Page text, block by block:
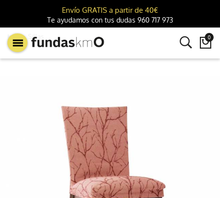
Envío GRATIS a partir de 40€
Te ayudamos con tus dudas 960 717 973
 0
km0 Sillas